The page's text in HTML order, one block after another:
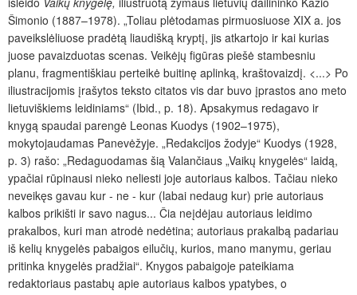
Šimonio (1887–1978). „Toliau plėtodamas pirmuosiuose XIX a. jos
paveikslėliuose pradėtą liaudišką kryptį, jis atkartojo ir kai kurias
juose pavaizduotas scenas. Veikėjų figūras piešė stambesniu
planu, fragmentiškiau perteikė buitinę aplinką, kraštovaizdį. <...> Po
iliustracijomis įrašytos teksto citatos vis dar buvo įprastos ano meto
lietuviškiems leidiniams“ (Ibid., p. 18). Apsakymus redagavo ir
knygą spaudai parengė Leonas Kuodys (1902–1975),
mokytojaudamas Panevėžyje. „Redakcijos žodyje“ Kuodys (1928,
p. 3) rašo: „Redaguodamas šią Valančiaus „Vaikų knygelės“ laidą,
ypačiai rūpinausi nieko neliesti joje autoriaus kalbos. Tačiau nieko
neveikęs gavau kur - ne - kur (labai nedaug kur) prie autoriaus
kalbos prikišti ir savo nagus... Čia neįdėjau autoriaus leidimo
prakalbos, kuri man atrodė nedėtina; autoriaus prakalbą padariau
iš kelių knygelės pabaigos eilučių, kurios, mano manymu, geriau
pritinka knygelės pradžiai“. Knygos pabaigoje pateikiama
redaktoriaus pastabų apie autoriaus kalbos ypatybes, o